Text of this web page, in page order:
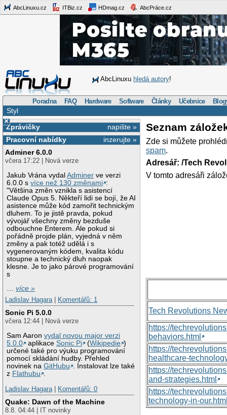
AbcLinuxu.cz ITBiz.cz HDmag.cz AbcPráce.cz
AbcLinuxu hledá autory!
Poradna FAQ Hardware Software Články Učebnice
Styl
×
napište »
Zprávičky
inzerujte »
Pracovní nabídky
Adminer 6.0.0
včera 17:22 | Nová verze
Jakub Vrána vydalAdminer ve verzi
6.0.0 svíce než 130 změnami :
"Většina změn vznikla s asistencí
Claude Opus 5. Někteří lidi se bojí, že AI
asistence může kód zamořit technickým
dluhem. To je jistě pravda, pokud
vývojář všechny změny bezduše
odbouchne Enterem. Ale pokud si
pořádně projde plán, vyjedná v něm
změny a pak totéž udělá i s
vygenerovaným kódem, kvalita kódu
stoupne a technický dluh naopak
klesne. Je to jako párové programování
s
…více »
Ladislav Hagara
Komentářů: 1
Sonic Pi 5.0.0
včera 12:44 | Nová verze
Sam Aaronvydal novou major verzi
5.0.0
aplikaceSonic Pi (Wikipedie )
určené také pro výuku programování
pomocí skládání hudby. Přehled
novinek naGitHubu . Instalovat lze také
z Flathubu .
Ladislav Hagara
Komentářů: 0
Quake: Dawn of the Machine
8.8. 04:44 | IT novinky
Seznam
Zde si můžete
spam.
Adresář: /Tech
V tomto adresáři
Tech Revolutions
https://
behaviors.html
https://
healthcare-
https://
and-strategies.html
https://
technology-in-